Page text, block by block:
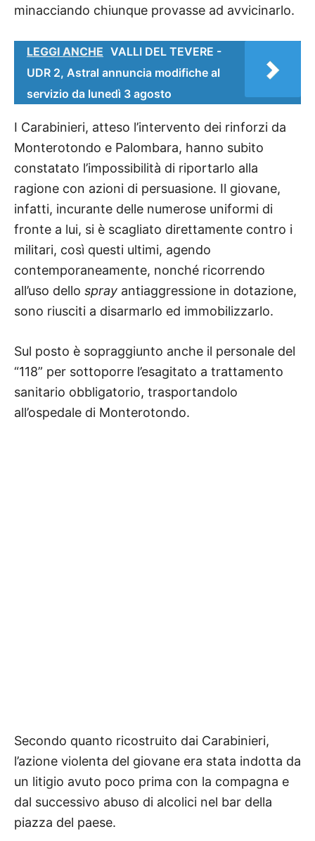
minacciando chiunque provasse ad avvicinarlo.
LEGGI ANCHE VALLI DEL TEVERE -
UDR 2, Astral annuncia modifiche al
servizio da lunedì 3 agosto
I Carabinieri, atteso l’intervento dei rinforzi da
Monterotondo e Palombara, hanno subito
constatato l’impossibilità di riportarlo alla
ragione con azioni di persuasione. Il giovane,
infatti, incurante delle numerose uniformi di
fronte a lui, si è scagliato direttamente contro i
militari, così questi ultimi, agendo
contemporaneamente, nonché ricorrendo
all’uso dello spray antiaggressione in dotazione,
sono riusciti a disarmarlo ed immobilizzarlo.
Sul posto è sopraggiunto anche il personale del
“118” per sottoporre l’esagitato a trattamento
sanitario obbligatorio, trasportandolo
all’ospedale di Monterotondo.
Secondo quanto ricostruito dai Carabinieri,
l’azione violenta del giovane era stata indotta da
un litigio avuto poco prima con la compagna e
dal successivo abuso di alcolici nel bar della
piazza del paese.